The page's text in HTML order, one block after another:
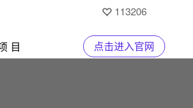
113206
目 点击进入官网